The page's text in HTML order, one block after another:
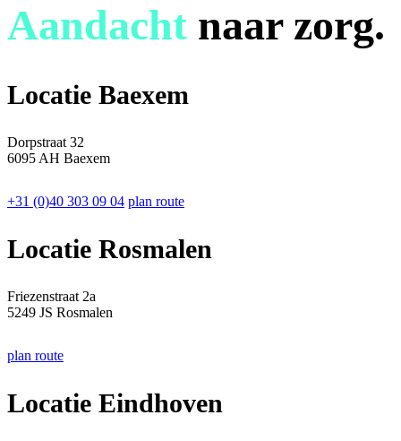
Aandacht naar zorg.
Locatie Baexem
Dorpstraat 32
6095 AH Baexem
+31 (0)40 303 09 04 plan route
Locatie Rosmalen
Friezenstraat 2a
5249 JS Rosmalen
plan route
Locatie Eindhoven